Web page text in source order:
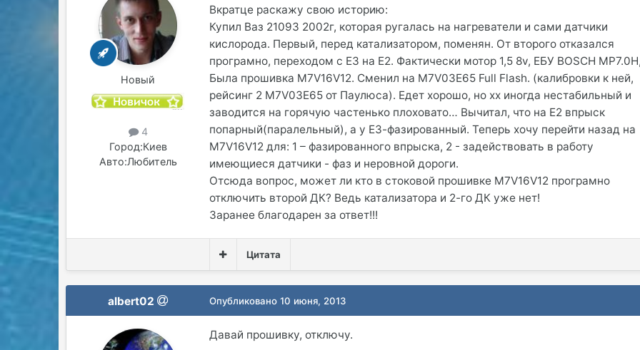
Новый
4
Город:Киев
Авто:Любитель
Вкратце раскажу свою историю:
Купил Ваз 21093 2002г, которая ругалась на нагреватели и сами датчики
кислорода. Первый, перед катализатором, поменян. От второго отказался
програмно, переходом с E3 на E2. Фактически мотор 1,5 8v, ЕБУ BOSCH
Была прошивка M7V16V12. Сменил на M7V03E65 Full Flash. (калибровки к ней,
рейсинг 2 M7V03E65 от Паулюса). Едет хорошо, но хх иногда нестабильный и
заводится на горячую частенько плоховато… Вычитал, что на Е2 впрыск
попарный(паралельный), а у Е3-фазированный. Теперь хочу перейти назад на
M7V16V12 для: 1 – фазированного впрыска, 2 - задействовать в работу
имеющиеся датчики - фаз и неровной дороги.
Отсюда вопрос, может ли кто в стоковой прошивке M7V16V12 програмно
отключить второй ДК? Ведь катализатора и 2-го ДК уже нет!
Заранее благодарен за ответ!!!
Цитата
albert02 Опубликовано10 июня, 2013
Давай прошивку, отключу.